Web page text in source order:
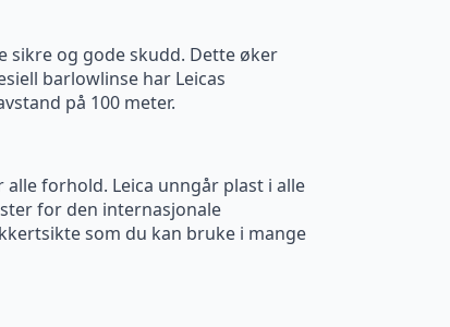
sikre og gode skudd. Dette øker
barlowlinse har Leicas
på 100 meter.
forhold. Leica unngår plast i alle
for den internasjonale
som du kan bruke i mange